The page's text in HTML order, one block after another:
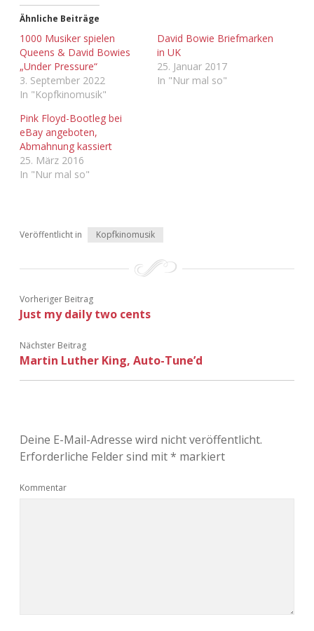
Wandnotizen
Adventskalender 2014
Adventskalender 2015
Adventskalender 2016
Adventskalender 2020
Adventskalender 2023
Ähnliche Beiträge
1000 Musiker spielen
Queens & David Bowies
„Under Pressure“
3. September 2022
In "Kopfkinomusik"
David Bowie Briefmarken
in UK
25. Januar 2017
In "Nur mal so"
Pink Floyd-Bootleg bei
eBay angeboten,
Abmahnung kassiert
25. März 2016
In "Nur mal so"
Veröffentlicht in Kopfkinomusik
Vorheriger Beitrag
Just my daily two cents
Nächster Beitrag
Martin Luther King, Auto-Tune’d
Deine E-Mail-Adresse wird nicht veröffentlicht.
Erforderliche Felder sind mit* markiert
Kommentar